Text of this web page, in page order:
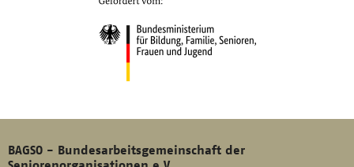
BAGSO - Bundesarbeitsgemeinschaft der